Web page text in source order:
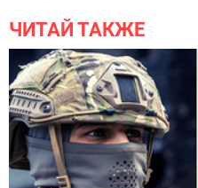
ЧИТАЙ ТАКЖЕ